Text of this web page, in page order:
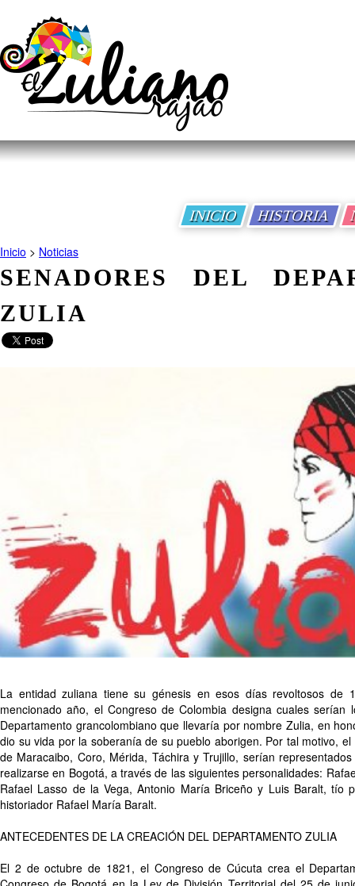
INICIO HISTORIA
Inicio > Noticias
SENADORES DEL
ZULIA
La entidad zuliana tiene su génesis en esos días revoltosos de
mencionado año, el Congreso de Colombia designa cuales serían
Departamento grancolombiano que llevaría por nombre Zulia, en
dio su vida por la soberanía de su pueblo aborigen. Por tal motivo,
de Maracaibo, Coro, Mérida, Táchira y Trujillo, serían
realizarse en Bogotá, a través de las siguientes personalidades:
Rafael Lasso de la Vega, Antonio María Briceño y Luis Baralt, tío
historiador Rafael María Baralt.
ANTECEDENTES DE LA CREACIÓN DEL DEPARTAMENTO ZULIA
El 2 de octubre de 1821, el Congreso de Cúcuta crea el